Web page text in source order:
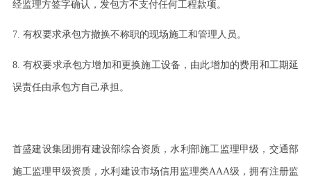
经监理方签字确认，发包方不支付任何工程款项。
7. 有权要求承包方撤换不称职的现场施工和管理人员。
8.有权要求承包方增加和更换施工设备，由此增加的费用和工期延
误责任由承包方自己承担。
首盛建设集团拥有建设部综合资质，水利部施工监理甲级，交通部
施工监理甲级资质，水利建设市场信用监理类AAA级，拥有注册监